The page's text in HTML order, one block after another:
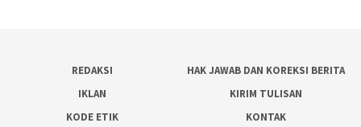
REDAKSI
HAK JAWAB DAN KOREKSI BERITA
IKLAN
KIRIM TULISAN
KODE ETIK
KONTAK